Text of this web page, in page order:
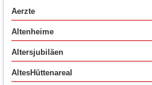
Aerzte
Altenheime
Altersjubiläen
AltesHüttenareal